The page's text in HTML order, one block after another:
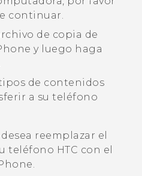
continuar.
de copia de
y luego haga
de contenidos
a su teléfono
reemplazar el
teléfono HTC con el
.